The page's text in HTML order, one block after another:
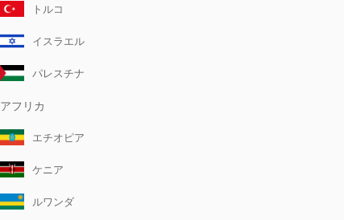
トルコ
イスラエル
パレスチナ
アフリカ
エチオピア
ケニア
ルワンダ